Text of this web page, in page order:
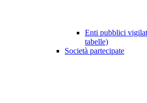
Enti pubblici
tabelle)
Società partecipate